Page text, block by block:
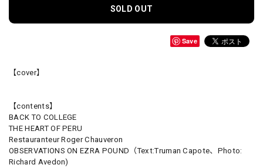
SOLD OUT
Save
【cover】
【contents】
BACK TO COLLEGE
THE HEART OF PERU
Restauranteur Roger Chauveron
OBSERVATIONS ON EZRA POUND（Text:Truman Capote、Photo:
Richard Avedon)